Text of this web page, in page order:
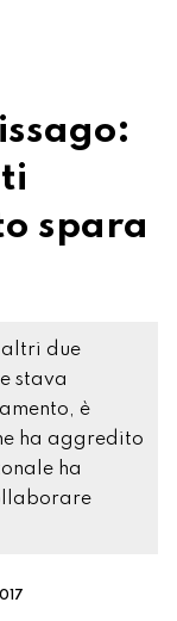
spara
altri due
stava
è
ha aggredito
ha